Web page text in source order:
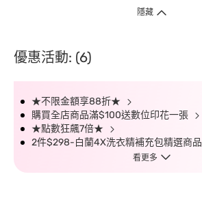
隱藏
優惠活動: (6)
★不限金額享88折★
購買全店商品滿$100送數位印花一張
★點數狂飆7倍★
2件$298-白蘭4X洗衣精補充包精選商品
看更多